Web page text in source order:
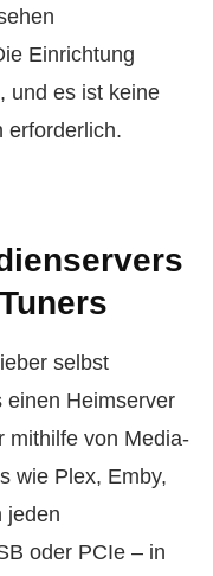
Einrichtung
und es ist keine
erforderlich.
selbst
einen Heimserver
mithilfe von Media-
wie Plex, Emby,
jeden
oder PCIe – in